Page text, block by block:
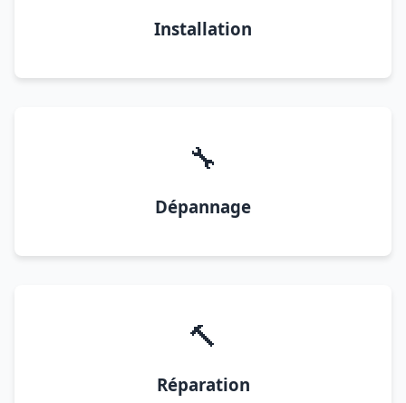
Installation
🔧
Dépannage
🔨
Réparation